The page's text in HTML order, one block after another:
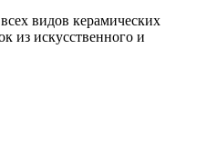
видов керамических
из искусственного и